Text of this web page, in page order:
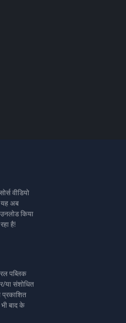
वीडियो
यह अब
किया
है!
पब्लिक
या संशोधित
बाद के